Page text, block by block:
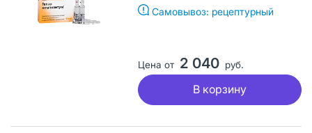
Самовывоз: рецептурный
Цена от 2 040 руб.
В корзину